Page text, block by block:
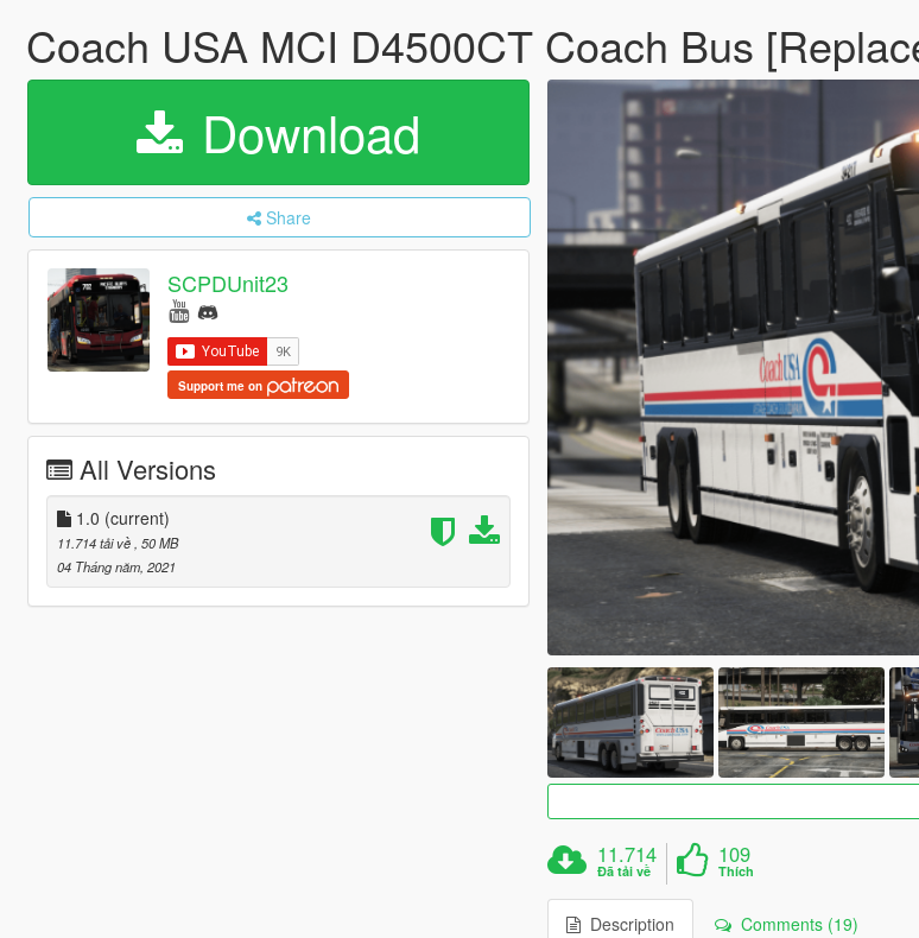
Coach USA MCI D4500CT Coach Bus
Download
Share
SCPDUnit23
Support me on
All Versions
1.0 (current)
11.714 tải về , 50 MB
04 Tháng năm, 2021
11.714
Đã tải về
109
Thích
Description Comments (19)